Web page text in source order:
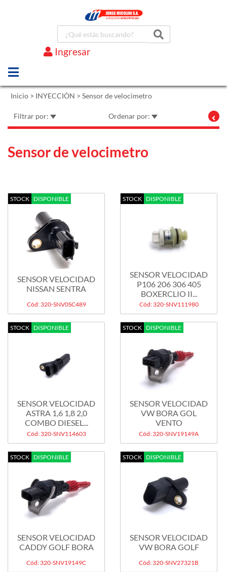
Ingresar
Inicio > INYECCIÒN > Sensor de velocimetro
Filtrar por: Ordenar por:
Sensor de velocimetro
STOCK DISPONIBLE
SENSOR VELOCIDAD
NISSAN SENTRA
Cód: 320-SNV0SC489
STOCK DISPONIBLE
SENSOR VELOCIDAD
P106 206 306 405
BOXERCLIO II...
Cód: 320-SNV111980
STOCK DISPONIBLE
SENSOR VELOCIDAD
ASTRA 1,6 1,8 2,0
COMBO DIESEL...
Cód: 320-SNV114603
STOCK DISPONIBLE
SENSOR VELOCIDAD
VW BORA GOL
VENTO
Cód: 320-SNV19149A
STOCK DISPONIBLE
SENSOR VELOCIDAD
CADDY GOLF BORA
Cód: 320-SNV19149C
STOCK DISPONIBLE
SENSOR VELOCIDAD
VW BORA GOLF
Cód: 320-SNV27321B